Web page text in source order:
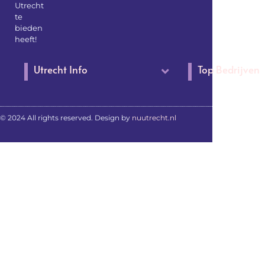
Utrecht
te
bieden
heeft!
Utrecht Info Top Bedrijven
© 2024 All rights reserved. Design by nuutrecht.nl